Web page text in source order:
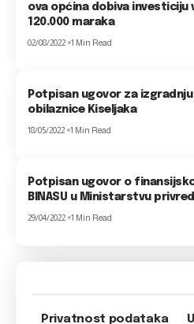
ova općina dobiva investiciju
120.000 maraka
02/08/2022 1 Min Read
Potpisan ugovor za izgradnju
obilaznice Kiseljaka
18/05/2022 1 Min Read
Potpisan ugovor o
BINASU u Ministarstvu
29/04/2022 1 Min Read
Privatnost podataka